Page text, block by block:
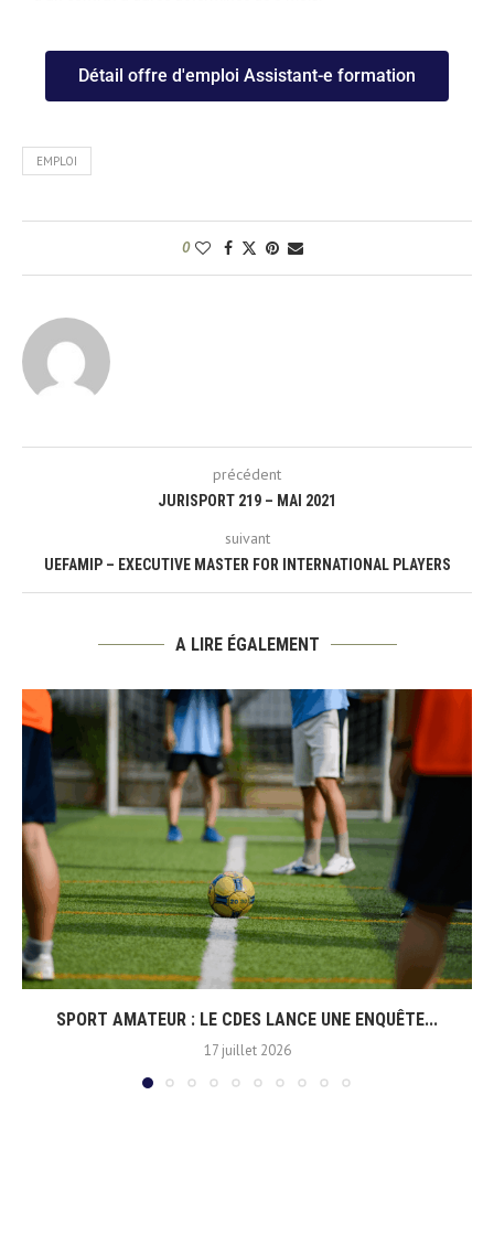
Détail offre d'emploi Assistant-e formation
EMPLOI
0
précédent
JURISPORT 219 – MAI 2021
suivant
UEFAMIP – EXECUTIVE MASTER FOR INTERNATIONAL PLAYERS
A LIRE ÉGALEMENT
SPORT AMATEUR : LE CDES LANCE UNE ENQUÊTE...
17 juillet 2026